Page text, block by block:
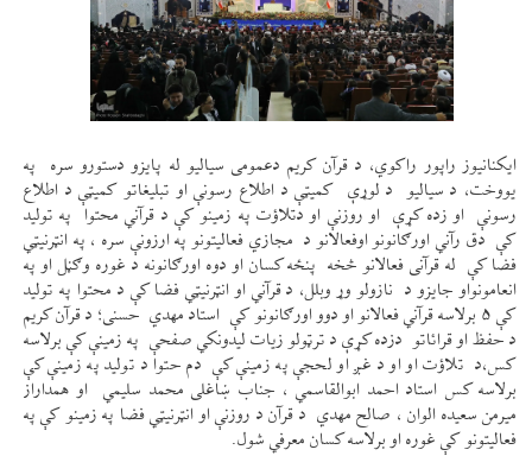
ایکنانیوز راپور راکوي، د قرآن کریم دعمومی سیالیو له پایزو دستورو سره په
یووخت، د سیالیو د لوړې کمیټې د اطلاع رسونې او تبلیغاتو کمیټې د اطلاع
رسونې او زده کړې او روزنې او دتلاؤت په زمینو کې د قرآني محتوا په تولید
کې دق رآني اورګانونو اوفعالانو د مجازي فعالیتونو په ارزونې سره ، په انټرنیټي
فضا کې له قرآنی فعالانو څخه پنځه کسان او دوه اورګانونه د غوره وګڼل او په
انعامونواو جایزو د نازولو وړ وبلل، د قرآني او انټرنیټي فضا کې د محتوا په تولید
کې ۵ برلاسه قرآني فعالانو او دوو اورګانونو کې استاد مهدي حسنی؛ د قرآن کریم
د حفظ او قرائاتو دزده کړې د ترټولو زیات لیدونکي صفحې په زمینې کې برلاسه
کس،د تلاؤت او او د غږ او لحجې په زمینې کې دم حتوا د تولید په زمینې کې
برلاسه کس استاد احمد ابوالقاسمي ، جناب ښاغلی محمد سلیمي او همداراز
میرمن سعیده الوان ، صالح مهدي د قرآن د روزنې او انټرنیټي فضا په زمینو کې په
فعالیتونو کې غوره او برلاسه کسان معرفي شول.